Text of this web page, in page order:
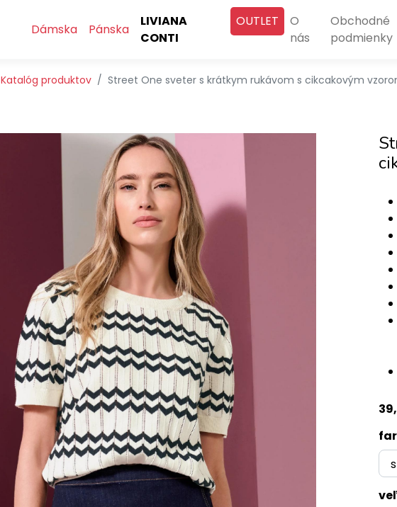
Dámska
Pánska
LIVIANA
CONTI
OUTLET
O
nás
Obchodné
podmienky
Katalóg produktov Street One sveter s krátkym rukávom s cikcakovým